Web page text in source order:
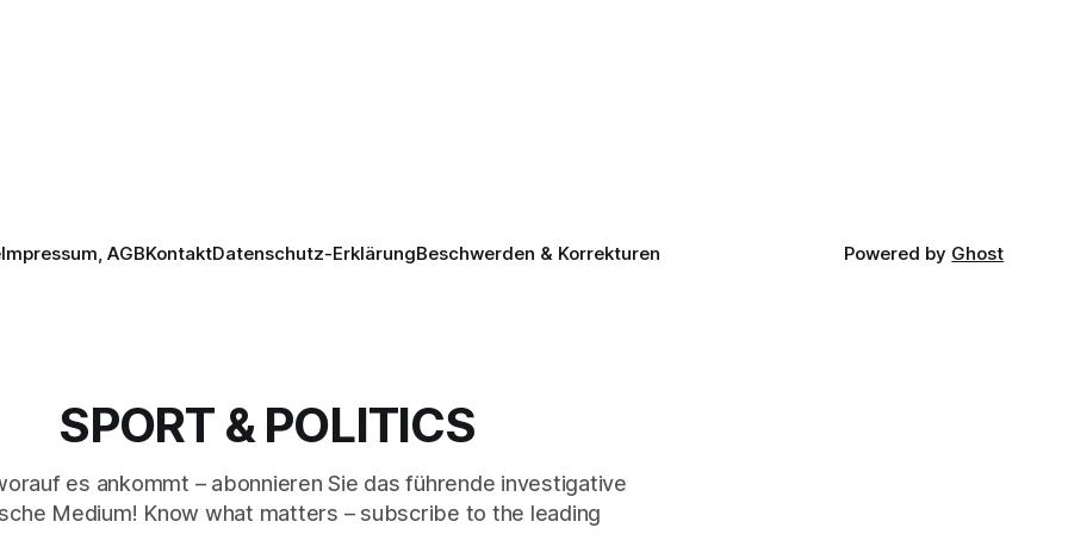
Impressum, AGBKontaktDatenschutz-ErklärungBeschwerden & Korrekturen Powered by Ghost
SPORT & POLITICS
es ankommt – abonnieren Sie das führende investigative
Medium! Know what matters – subscribe to the leading